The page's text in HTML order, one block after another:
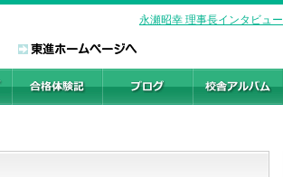
永瀬昭幸 理事長インタビュー